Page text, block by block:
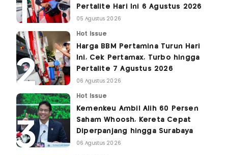
Pertalite Hari Ini 6 Agustus 2026
05 Agustus 2026
Hot Issue
Harga BBM Pertamina Turun Hari
Ini, Cek Pertamax, Turbo hingga
Pertalite 7 Agustus 2026
06 Agustus 2026
Hot Issue
Kemenkeu Ambil Alih 60 Persen
Saham Whoosh, Kereta Cepat
Diperpanjang hingga Surabaya
06 Agustus 2026